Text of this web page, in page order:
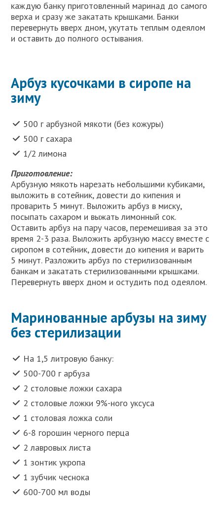
каждую банку приготовленный маринад до самого
верха и сразу же закатать крышками. Банки
перевернуть вверх дном, укутать теплым одеялом
и оставить до полного остывания.
Арбуз кусочками в сиропе на
зиму
500 г арбузной мякоти (без кожуры)
500 г сахара
1/2 лимона
Приготовление:
Арбузную мякоть нарезать небольшими кубиками,
выложить в сотейник, довести до кипения и
проварить 5 минут. Выложить арбуз в миску,
посыпать сахаром и выжать лимонный сок.
Оставить арбуз на пару часов, перемешивая за это
время 2-3 раза. Выложить арбузную массу вместе с
сиропом в сотейник, довести до кипения и варить
5 минут. Разложить арбуз по стерилизованным
банкам и закатать стерилизованными крышками.
Перевернуть вверх дном и остудить под одеялом.
Маринованные арбузы на зиму
без стерилизации
На 1,5 литровую банку:
500-700 г арбуза
2 столовые ложки сахара
2 столовые ложки 9%-ного уксуса
1 столовая ложка соли
6-8 горошин черного перца
2 лавровых листа
1 зонтик укропа
1 зубчик чеснока
600-700 мл воды